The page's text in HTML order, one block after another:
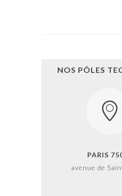
NOS PÔLES
PARIS
avenue de